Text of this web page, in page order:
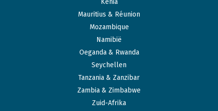
Kenia
Mauritius & Réunion
Mozambique
Namibië
Oeganda & Rwanda
Seychellen
Tanzania & Zanzibar
Zambia & Zimbabwe
Zuid-Afrika